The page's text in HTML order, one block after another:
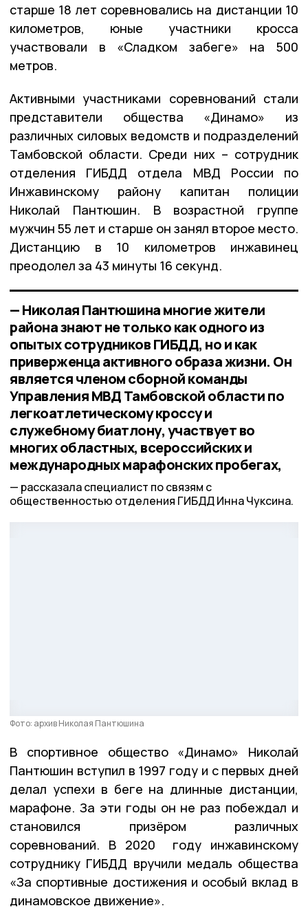
старше 18 лет соревновались на дистанции 10
километров, юные участники кросса
участвовали в «Сладком забеге» на 500
метров.
Активными участниками соревнований стали
представители общества «Динамо» из
различных силовых ведомств и подразделений
Тамбовской области. Среди них – сотрудник
отделения ГИБДД отдела МВД России по
Инжавинскому району капитан полиции
Николай Пантюшин. В возрастной группе
мужчин 55 лет и старше он занял второе место.
Дистанцию в 10 километров инжавинец
преодолел за 43 минуты 16 секунд.
— Николая Пантюшина многие жители
района знают не только как одного из
опытых сотрудников ГИБДД, но и как
приверженца активного образа жизни. Он
является членом сборной команды
Управления МВД Тамбовской области по
легкоатлетическому кроссу и
служебному биатлону, участвует во
многих областных, всероссийских и
международных марафонских пробегах,
рассказала специалист по связям с
общественностью отделения ГИБДД Инна Чуксина.
Фото: архив Николая Пантюшина
В спортивное общество «Динамо» Николай
Пантюшин вступил в 1997 году и с первых дней
делал успехи в беге на длинные дистанции,
марафоне. За эти годы он не раз побеждал и
становился призёром различных
соревнований. В 2020 году инжавинскому
сотруднику ГИБДД вручили медаль общества
«За спортивные достижения и особый вклад в
динамовское движение».